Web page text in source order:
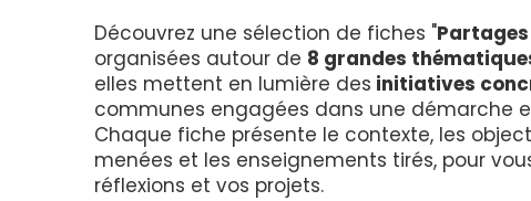
Découvrez une sélection de fiches "Partages
organisées autour de 8 grandes
elles mettent en lumière des initiatives
communes engagées dans une démarche
Chaque fiche présente le contexte, les
menées et les enseignements tirés, pour
réflexions et vos projets.